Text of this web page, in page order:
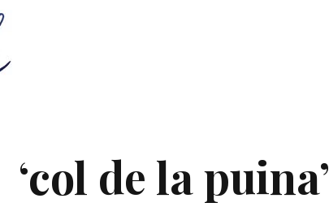
‘col de la puina’